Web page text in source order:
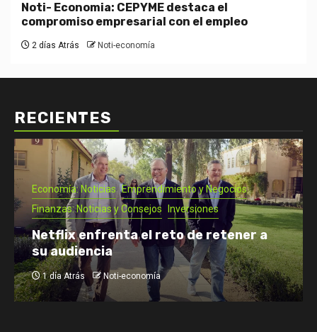
Noti- Economia: CEPYME destaca el
compromiso empresarial con el empleo
2 días Atrás Noti-economía
RECIENTES
Economía: Noticias Emprendimiento y Negocios
Finanzas: Noticias y Consejos
Inversiones
Netflix enfrenta el reto de retener a
su audiencia
1 día Atrás Noti-economía